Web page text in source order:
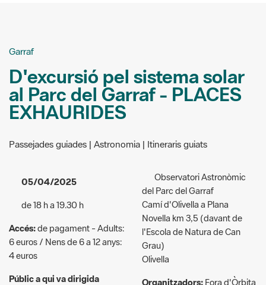
al Parc del Garraf - PLACES
EXHAURIDES
Passejades guiades | Astronomia | Itineraris guiats
05/04/2025
Accés:de pagament - Adults:
6 euros / Nens de 6 a 12 anys:
Públic a qui va dirigida
l'activitat:
del Parc del Garraf
Novella km 3,5 (davant de
l'Escola de Natura de Can
Grau)
Olivella
Organitzadors:
685 233 575 / 651 426
872